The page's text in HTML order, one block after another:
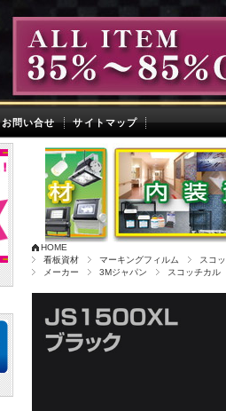
お問い合せ サイトマップ
HOME
看板資材
マーキングフィルム スコ
メーカー
3Mジャパン スコッチカル